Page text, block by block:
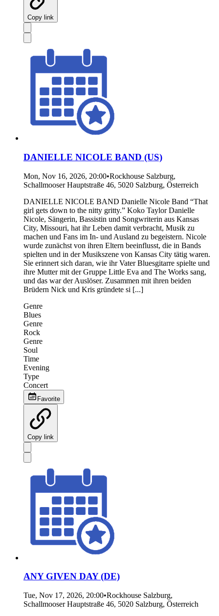
Copy link
DANIELLE NICOLE BAND (US)
Mon, Nov 16, 2026, 20:00•Rockhouse Salzburg,
Schallmooser Hauptstraße 46, 5020 Salzburg, Österreich
DANIELLE NICOLE BAND Danielle Nicole Band “That
girl gets down to the nitty gritty.” Koko Taylor Danielle
Nicole, Sängerin, Bassistin und Songwriterin aus Kansas
City, Missouri, hat ihr Leben damit verbracht, Musik zu
machen und Fans im In- und Ausland zu begeistern. Nicole
wurde zunächst von ihren Eltern beeinflusst, die in Bands
spielten und in der Musikszene von Kansas City tätig waren.
Sie erinnert sich daran, wie ihr Vater Bluesgitarre spielte und
ihre Mutter mit der Gruppe Little Eva and The Works sang,
und das war der Auslöser. Zusammen mit ihren beiden
Brüdern Nick und Kris gründete si [...]
Genre
Blues
Genre
Rock
Genre
Soul
Time
Evening
Type
Concert
Favorite
Copy link
ANY GIVEN DAY (DE)
Tue, Nov 17, 2026, 20:00•Rockhouse Salzburg,
Schallmooser Hauptstraße 46, 5020 Salzburg, Österreich